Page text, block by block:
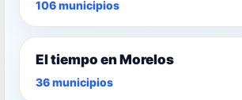
106 municipios
El tiempo en Morelos
36 municipios